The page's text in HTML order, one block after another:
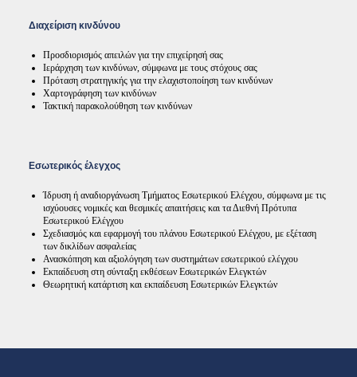
Διαχείριση κινδύνου
Προσδιορισμός απειλών για την επιχείρησή σας
Ιεράρχηση των κινδύνων, σύμφωνα με τους στόχους σας
Πρόταση στρατηγικής για την ελαχιστοποίηση των κινδύνων
Χαρτογράφηση των κινδύνων
Τακτική παρακολούθηση των κινδύνων
Εσωτερικός έλεγχος
Ίδρυση ή αναδιοργάνωση Τμήματος Εσωτερικού Ελέγχου, σύμφωνα με τις
ισχύουσες νομικές και θεσμικές απαιτήσεις και τα Διεθνή Πρότυπα
Εσωτερικού Ελέγχου
Σχεδιασμός και εφαρμογή του πλάνου Εσωτερικού Ελέγχου, με εξέταση
των δικλίδων ασφαλείας
Ανασκόπηση και αξιολόγηση των συστημάτων εσωτερικού ελέγχου
Εκπαίδευση στη σύνταξη εκθέσεων Εσωτερικών Ελεγκτών
Θεωρητική κατάρτιση και εκπαίδευση Εσωτερικών Ελεγκτών